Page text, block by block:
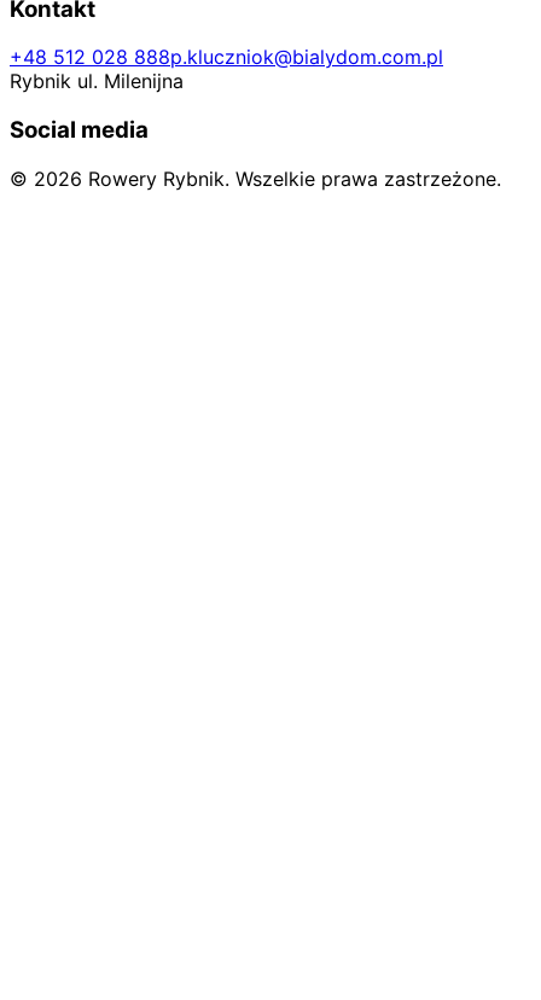
Kontakt
+48 512 028 888p.kluczniok@bialydom.com.pl
Rybnik ul. Milenijna
Social media
© 2026 Rowery Rybnik. Wszelkie prawa zastrzeżone.